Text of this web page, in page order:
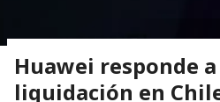
Huawei responde
liquidación en